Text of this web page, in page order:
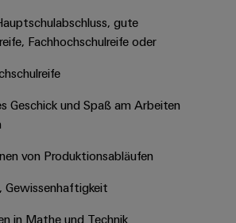
gute
Fachhochschulreife oder
Geschick und Spaß am Arbeiten
von Produktionsabläufen
Gewissenhaftigkeit
in Mathe und Technik